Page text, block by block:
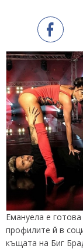
Емануела е
профилите й в
къщата на Биг